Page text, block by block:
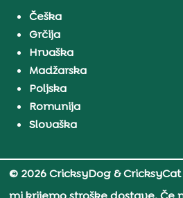
Češka
Grčija
Hrvaška
Madžarska
Poljska
Romunija
Slovaška
© 2026 CricksyDog & CricksyCat